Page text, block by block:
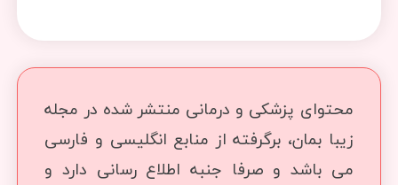
محتوای پزشکی و درمانی منتشر شده در مجله
زیبا بمان، برگرفته از منابع انگلیسی و فارسی
می باشد و صرفا جنبه اطلاع رسانی دارد و